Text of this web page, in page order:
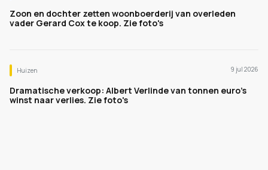
Zoon en dochter zetten woonboerderij van overleden
vader Gerard Cox te koop. Zie foto's
Huizen 9 jul 2026
Dramatische verkoop: Albert Verlinde van tonnen euro's
winst naar verlies. Zie foto's